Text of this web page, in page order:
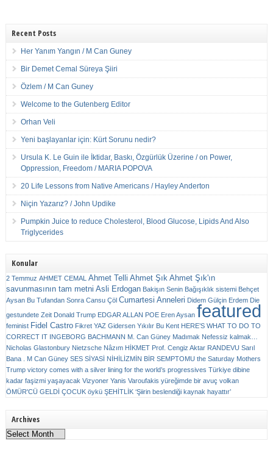
Recent Posts
Her Yanım Yangın / M Can Guney
Bir Demet Cemal Süreya Şiiri
Özlem / M Can Guney
Welcome to the Gutenberg Editor
Orhan Veli
Yeni başlayanlar için: Kürt Sorunu nedir?
Ursula K. Le Guin ile İktidar, Baskı, Özgürlük Üzerine / on Power,
Oppression, Freedom / MARIA POPOVA
20 Life Lessons from Native Americans / Hayley Anderton
Niçin Yazarız? / John Updike
Pumpkin Juice to reduce Cholesterol, Blood Glucose, Lipids And Also
Triglycerides
Konular
2 Temmuz AHMET CEMAL Ahmet Telli Ahmet Şık Ahmet Şık'ın
savunmasının tam metni Asli Erdogan Bakişın Senin Bağışıklık sistemi Behçet
Aysan Bu Tufandan Sonra Cansu Çöl Cumartesi Anneleri Didem Gülçin Erdem Die
gestundete Zeit Donald Trump EDGAR ALLAN POE Eren Aysan featured
feminist Fidel Castro Fikret YAZ Gidersen Yıkılır Bu Kent HERE’S WHAT TO DO TO
CORRECT IT INGEBORG BACHMANN M. Can Güney Madımak Nefessiz kalmak…
Nicholas Glastonbury Nietzsche Nâzım HİKMET Prof. Cengiz Aktar RANDEVU Sarıl
Bana . M Can Güney SES SİYASİ NİHİLİZMİN BİR SEMPTOMU the Saturday Mothers
Trump victory comes with a silver lining for the world’s progressives Türkiye dibine
kadar faşizmi yaşayacak Vizyoner Yanis Varoufakis yüreğimde bir avuç volkan
ÖMÜR'CÜ GELDİ ÇOCUK öykü ŞEHİTLİK ‘Şiirin beslendiği kaynak hayattır’
Archives
Archives